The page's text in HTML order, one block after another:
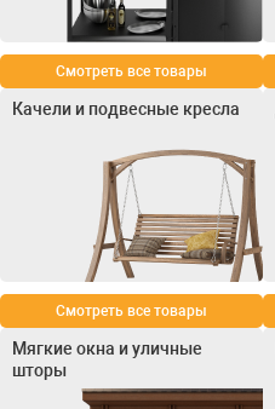
Смотреть все товары
Качели и подвесные кресла
Смотреть все товары
Мягкие окна и уличные
шторы